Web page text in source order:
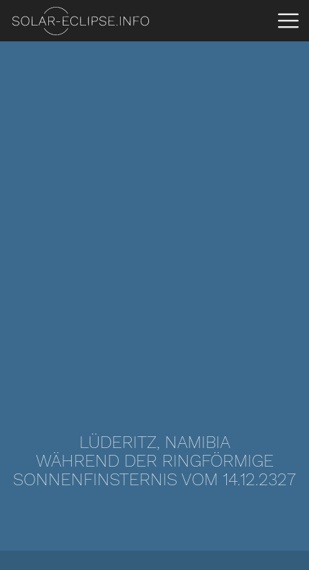
LÜDERITZ, NAMIBIA
WÄHREND DER RINGFÖRMIGE
SONNENFINSTERNIS VOM 14.12.2327